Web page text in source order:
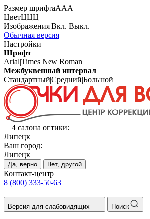
Размер шрифтаААА
ЦветЦЦЦ
Изображения Вкл. Выкл.
Обычная версия
Настройки
Шрифт
Arial|Times New Roman
Межбуквенный интервал
Стандартный|Средний|Большой
4 салона оптики:
Липецк
Ваш город:
Липецк
Да, верно Нет, другой
Контакт-центр
8 (800) 333-50-63
Версия для слабовидящих Поиск